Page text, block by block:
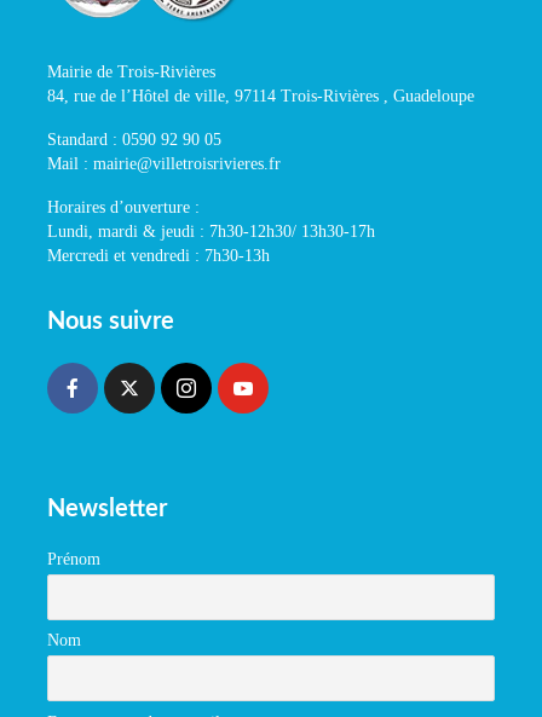
Mairie de Trois-Rivières
84, rue de l’Hôtel de ville, 97114 Trois-Rivières , Guadeloupe
Standard : 0590 92 90 05
Mail : mairie@villetroisrivieres.fr
Horaires d’ouverture :
Lundi, mardi & jeudi : 7h30-12h30/ 13h30-17h
Mercredi et vendredi : 7h30-13h
Nous suivre
Newsletter
Prénom
Nom